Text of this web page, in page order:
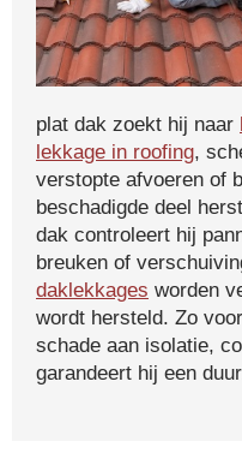
plat dak zoekt hij naar
lekkage in roofing,
verstopte afvoeren of
beschadigde deel
dak controleert hij
breuken of
daklekkages worden
wordt hersteld. Zo
schade aan isolatie,
garandeert hij een